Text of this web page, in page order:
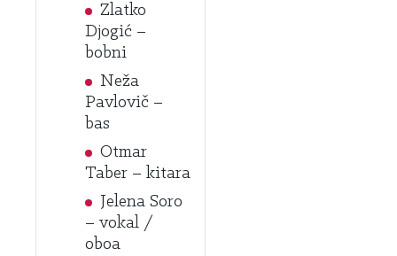
Zlatko
Djogić –
bobni
Neža
Pavlovič –
bas
Otmar
Taber – kitara
Jelena Soro
– vokal /
oboa